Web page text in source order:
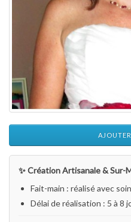
✨ Création Artisanale & Sur-
Fait-main : réalisé avec
Délai de réalisation : 5 à 8